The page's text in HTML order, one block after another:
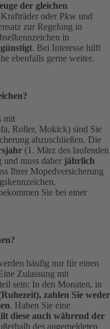
der gleichen
oder Pkw und
zur Regelung in
in
. Bei Interesse hilft
ebenfalls gerne weiter.
mit
Roller, Mokick) sind Sie
abzuschließen. Die
(1. März des laufenden
und muss daher jährlich
Ihrer Mopedversicherung
Sie bei einer
häufig nur für einen
Zulassung mit
sein: In den Monaten, in
zahlen Sie weder
. Haben Sie eine
diese auch während der
des angemeldeten